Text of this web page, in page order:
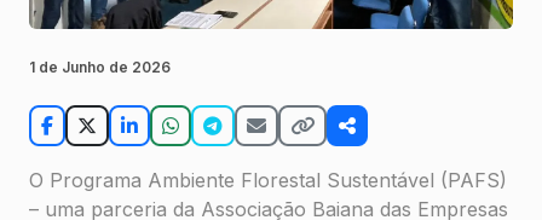
1 de Junho de 2026
O Programa Ambiente Florestal Sustentável (PAFS)
– uma parceria da Associação Baiana das Empresas